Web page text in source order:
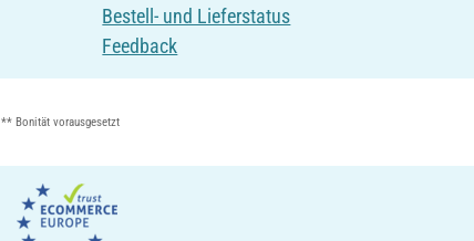
Bestell- und Lieferstatus
Feedback
** Bonität vorausgesetzt